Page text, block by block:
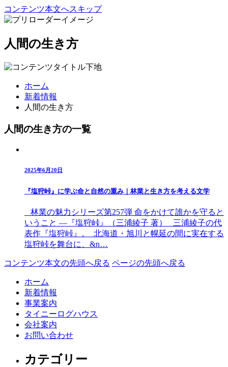
コンテンツ本文へスキップ
人間の生き方
ホーム
新着情報
人間の生き方
人間の生き方の一覧
2025年6月20日
『塩狩峠』に学ぶ命と自然の重み｜林業と生き方を考える文学
林業の魅力シリーズ第257弾 命をかけて誰かを守ると
いうこと ―『塩狩峠』（三浦綾子 著） 三浦綾子の代
表作『塩狩峠』。 北海道・旭川と幌延の間に実在する
塩狩峠を舞台に、&n…
コンテンツ本文の先頭へ戻る ページの先頭へ戻る
ホーム
新着情報
事業案内
タイニーログハウス
会社案内
お問い合わせ
カテゴリー